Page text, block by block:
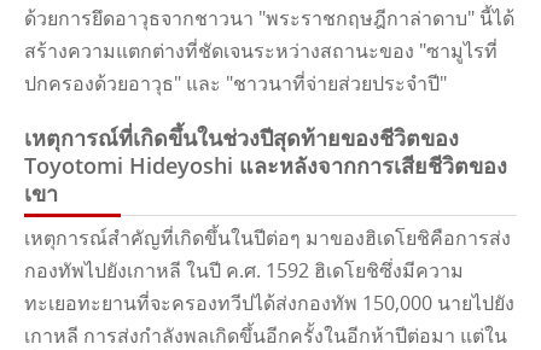
ด้วยการยึดอาวุธจากชาวนา "พระราชกฤษฎีกาล่าดาบ" นี้ได้
สร้างความแตกต่างที่ชัดเจนระหว่างสถานะของ "ซามูไรที่
ปกครองด้วยอาวุธ" และ "ชาวนาที่จ่ายส่วยประจําปี"
เหตุการณ์ที่เกิดขึ้นในช่วงปีสุดท้ายของชีวิตของ
Toyotomi Hideyoshi และหลังจากการเสียชีวิตของ
เขา
เหตุการณ์สําคัญที่เกิดขึ้นในปีต่อๆ มาของฮิเดโยชิคือการส่ง
กองทัพไปยังเกาหลี ในปี ค.ศ. 1592 ฮิเดโยชิซึ่งมีความ
ทะเยอทะยานที่จะครองทวีปได้ส่งกองทัพ 150,000 นายไปยัง
เกาหลี การส่งกําลังพลเกิดขึ้นอีกครั้งในอีกห้าปีต่อมา แต่ใน